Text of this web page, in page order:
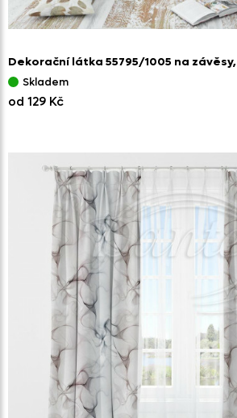
Dekorační látka 55795/1005 na závěsy,
Skladem
od 129 Kč